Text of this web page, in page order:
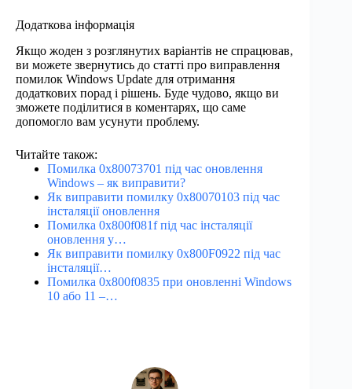
Додаткова інформація
Якщо жоден з розглянутих варіантів не спрацював,
ви можете звернутись до статті про виправлення
помилок Windows Update для отримання
додаткових порад і рішень. Буде чудово, якщо ви
зможете поділитися в коментарях, що саме
допомогло вам усунути проблему.
Читайте також:
Помилка 0x80073701 під час оновлення
Windows – як виправити?
Як виправити помилку 0x80070103 під час
інсталяції оновлення
Помилка 0x800f081f під час інсталяції
оновлення у…
Як виправити помилку 0x800F0922 під час
інсталяції…
Помилка 0x800f0835 при оновленні Windows
10 або 11 –…